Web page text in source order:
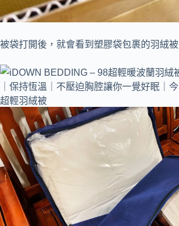
被袋打開後，就會看到塑膠袋包裹的羽絨被